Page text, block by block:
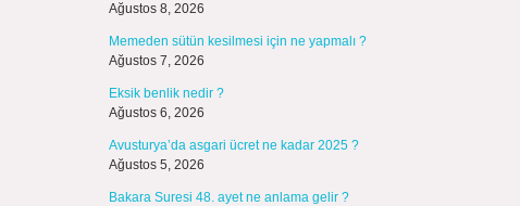
Ağustos 8, 2026
Memeden sütün kesilmesi için ne yapmalı ?
Ağustos 7, 2026
Eksik benlik nedir ?
Ağustos 6, 2026
Avusturya’da asgari ücret ne kadar 2025 ?
Ağustos 5, 2026
Bakara Suresi 48. ayet ne anlama gelir ?